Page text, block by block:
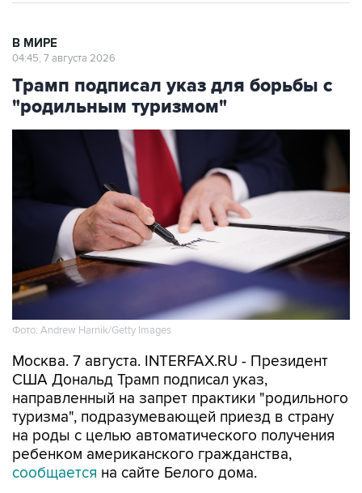
В МИРЕ
04:45, 7 августа 2026
Трамп подписал указ для борьбы с
"родильным туризмом"
Фото: Andrew Harnik/Getty Images
Москва. 7 августа. INTERFAX.RU - Президент
США Дональд Трамп подписал указ,
направленный на запрет практики "родильного
туризма", подразумевающей приезд в страну
на роды с целью автоматического получения
ребенком американского гражданства,
сообщается на сайте Белого дома.